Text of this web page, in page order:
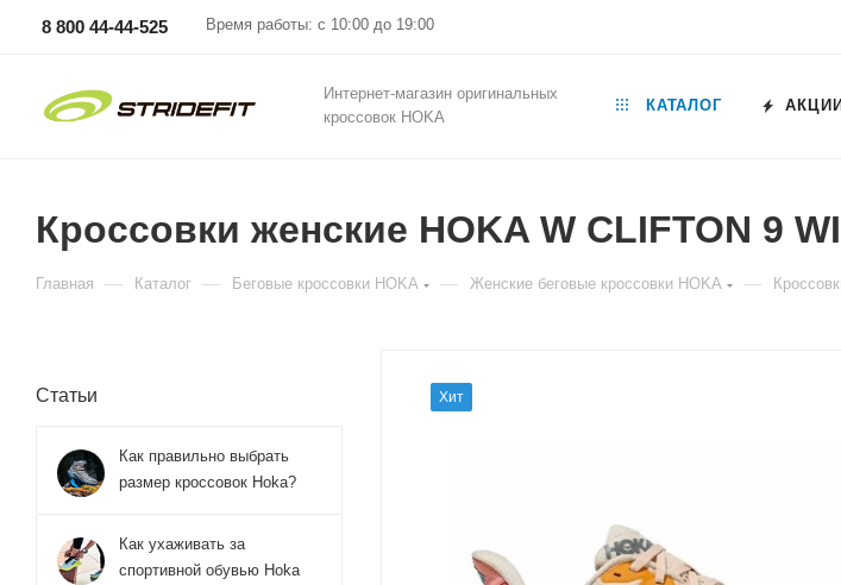
8 800 44-44-525 Время работы: с 10:00 до 19:00
Интернет-магазин оригинальных
кроссовок HOKA
КАТАЛОГ АКЦИИ
Кроссовки женские HOKA W CLIFTON 9
Главная — Каталог — Беговые кроссовки HOKA — Женские беговые кроссовки HOKA —
Хит
Статьи
Как правильно выбрать
размер кроссовок Hoka?
Как ухаживать за
спортивной обувью Hoka